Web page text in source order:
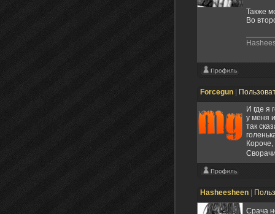
Также
Во
Forcegun
И где я
у меня
так
Hasheesheen
Срача